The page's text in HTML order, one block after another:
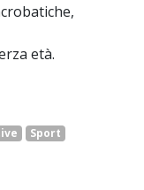
età.
Sport